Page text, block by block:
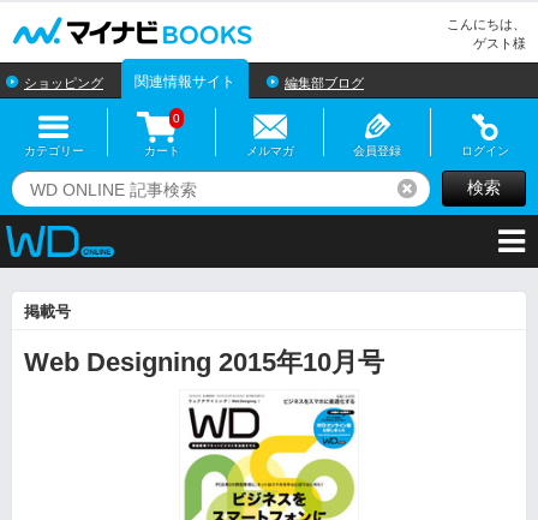
こんにちは、
ゲスト様
ショッピング 関連情報サイト 編集部ブログ
カテゴリー カート
0
メルマガ 会員登録 ログイン
リセット検索
掲載号
Web Designing 2015年10月号